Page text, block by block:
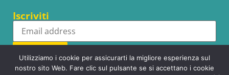
Iscriviti
Subscribe
Utilizziamo i cookie per assicurarti la migliore esperienza sul
nostro sito Web. Fare clic sul pulsante se si accettano i cookie